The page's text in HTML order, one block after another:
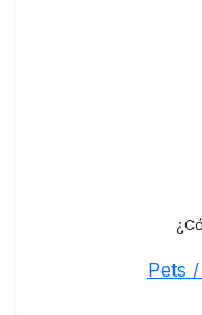
Pets